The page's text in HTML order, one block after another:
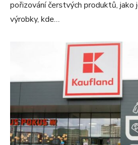
pořizování čerstvých produktů, jako
výrobky, kde…